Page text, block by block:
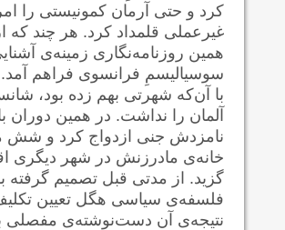
کرد و حتی آرمان کمونیستی را
غیرعملی قلمداد کرد. هر چند که
همین روزنامه‌نگاری زمینه‌ی
سوسیالیسمِ فرانسوی فراهم
با آن‌که شهرتی بهم زده بود،
آلمان را نداشت. در همین دوران
نامزدش جنی ازدواج کرد و شش
خانه‌ی مادرزنش در شهر دیگری
گزید. از مدتی قبل تصمیم گرفته
فلسفه‌ی سیاسی هگل تعیین
نتیجه‌ی آن دست‌نوشته‌ی مفصلی